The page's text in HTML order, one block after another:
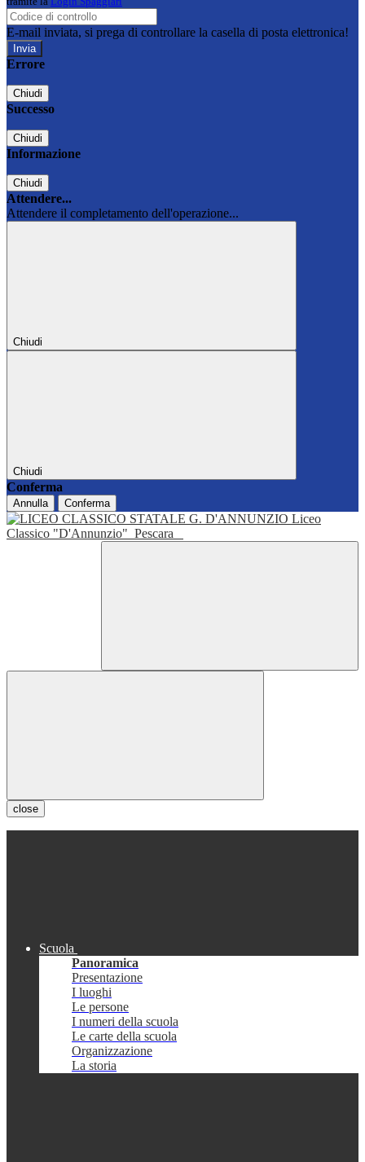
E-mail inviata, si prega di controllare la casella di posta elettronica!
Errore
Chiudi
Successo
Chiudi
Informazione
Chiudi
Attendere...
Attendere il completamento dell'operazione...
Chiudi
Chiudi
Conferma
Annulla Conferma
Liceo
Classico "D'Annunzio" Pescara
close
Scuola
Panoramica
Presentazione
I luoghi
Le persone
I numeri della scuola
Le carte della scuola
Organizzazione
La storia